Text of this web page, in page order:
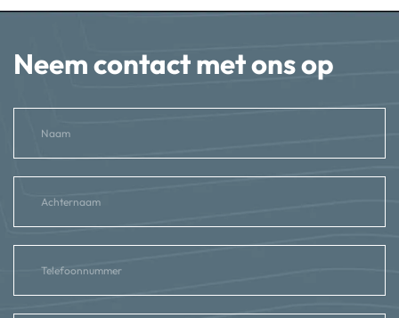
Neem contact met ons op